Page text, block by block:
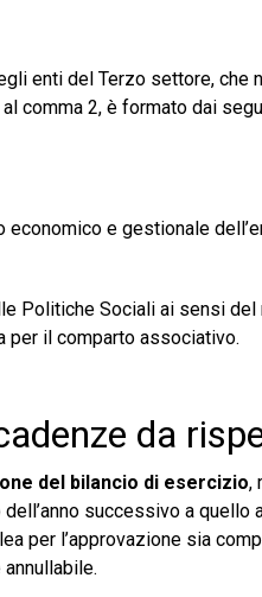
enti del Terzo settore, che
comma 2, è formato dai
e gestionale
Politiche Sociali ai sensi
per il comparto associativo.
da
del bilancio di esercizio,
successivo a quello
per l’approvazione sia